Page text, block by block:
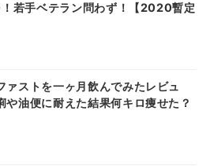
若手ベテラン問わず！【2020暫定
ァストを一ヶ月飲んでみたレビュ
や油便に耐えた結果何キロ痩せた？